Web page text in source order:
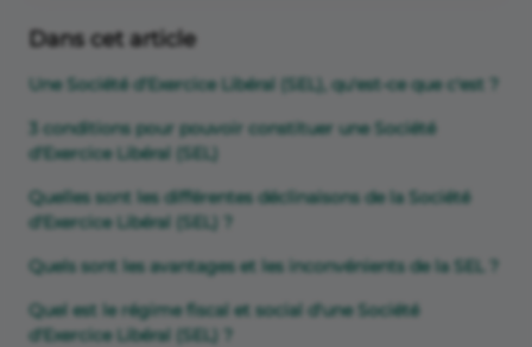
Dans cet article
Une Société d'Exercice Libéral (SEL), qu'est-ce que c'est ?
3 conditions pour pouvoir constituer une Société
d'Exercice Libéral (SEL)
Quelles sont les différentes déclinaisons de la Société
d'Exercice Libéral (SEL) ?
Quels sont les avantages et les inconvénients de la SEL ?
Quel est le régime fiscal et social d'une Société
d'Exercice Libéral (SEL) ?